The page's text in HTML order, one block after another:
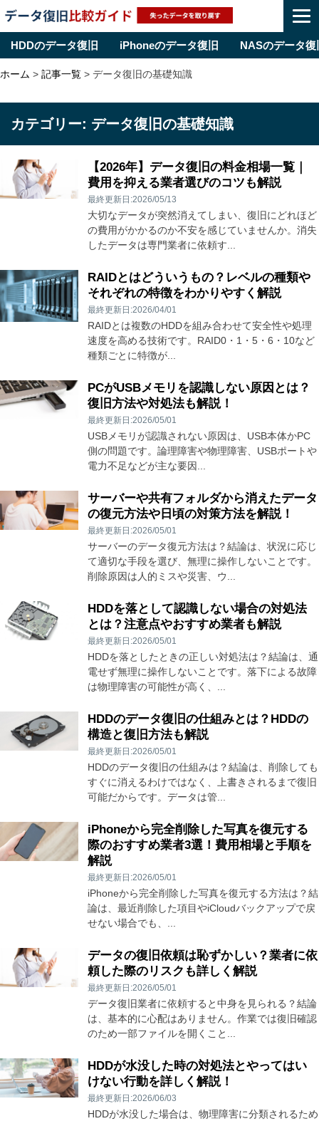
to
HDDのデータ復旧 iPhoneのデータ復旧 NASのデータ復
ホーム > 記事一覧 > データ復旧の基礎知識
カテゴリー: データ復旧の基礎知識
【2026年】データ復旧の料金相場一覧｜
費用を抑える業者選びのコツも解説
最終更新日:2026/05/13
大切なデータが突然消えてしまい、復旧にどれほど
の費用がかかるのか不安を感じていませんか。消失
したデータは専門業者に依頼す...
RAIDとはどういうもの？レベルの種類や
それぞれの特徴をわかりやすく解説
最終更新日:2026/04/01
RAIDとは複数のHDDを組み合わせて安全性や処理
速度を高める技術です。RAID0・1・5・6・10など
種類ごとに特徴が...
PCがUSBメモリを認識しない原因とは？
復旧方法や対処法も解説！
最終更新日:2026/05/01
USBメモリが認識されない原因は、USB本体かPC
側の問題です。論理障害や物理障害、USBポートや
電力不足などが主な要因...
サーバーや共有フォルダから消えたデータ
の復元方法や日頃の対策方法を解説！
最終更新日:2026/05/01
サーバーのデータ復元方法は？結論は、状況に応じ
て適切な手段を選び、無理に操作しないことです。
削除原因は人的ミスや災害、ウ...
HDDを落として認識しない場合の対処法
とは？注意点やおすすめ業者も解説
最終更新日:2026/05/01
HDDを落としたときの正しい対処法は？結論は、通
電せず無理に操作しないことです。落下による故障
は物理障害の可能性が高く、...
HDDのデータ復旧の仕組みとは？HDDの
構造と復旧方法も解説
最終更新日:2026/05/01
HDDのデータ復旧の仕組みは？結論は、削除しても
すぐに消えるわけではなく、上書きされるまで復旧
可能だからです。データは管...
iPhoneから完全削除した写真を復元する
際のおすすめ業者3選！費用相場と手順を
解説
最終更新日:2026/05/01
iPhoneから完全削除した写真を復元する方法は？結
論は、最近削除した項目やiCloudバックアップで戻
せない場合でも、...
データの復旧依頼は恥ずかしい？業者に依
頼した際のリスクも詳しく解説
最終更新日:2026/05/01
データ復旧業者に依頼すると中身を見られる？結論
は、基本的に心配はありません。作業では復旧確認
のため一部ファイルを開くこと...
HDDが水没した時の対処法とやってはい
けない行動を詳しく解説！
最終更新日:2026/06/03
HDDが水没した場合は、物理障害に分類されるため